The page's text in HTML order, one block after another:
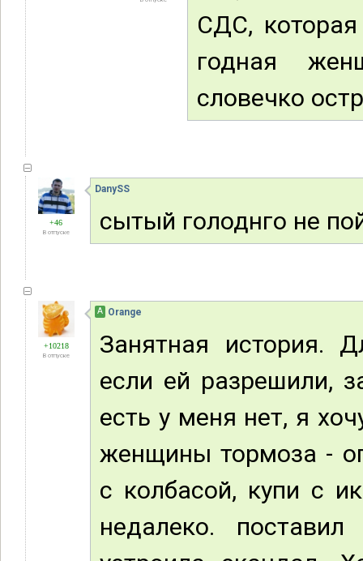
СДС,
годная
словечко
+46
В отпуске
DanySS
сытый голоднго не
+10218
В отпуске
А Orange
Занятная история.
если ей разрешили,
есть у меня нет, я
женщины тормоза -
с колбасой, купи с
недалеко.